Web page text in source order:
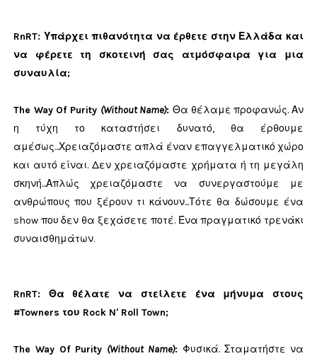
RnRT: Υπάρχει πιθανότητα να έρθετε στην Ελλάδα και
να φέρετε τη σκοτεινή σας ατμόσφαιρα για μια
συναυλία;
The Way Of Purity (Without Name):Θα θέλαμε προφανώς. Αν
η τύχη το καταστήσει δυνατό, θα έρθουμε
αμέσως...Χρειαζόμαστε απλά έναν επαγγελματικό χώρο
και αυτό είναι. Δεν χρειαζόμαστε χρήματα ή τη μεγάλη
σκηνή...Απλώς χρειαζόμαστε να συνεργαστούμε με
ανθρώπους που ξέρουν τι κάνουν...Τότε θα δώσουμε ένα
show που δεν θα ξεχάσετε ποτέ. Ένα πραγματικό τρενάκι
συναισθημάτων.
RnRT: Θα θέλατε να στείλετε ένα μήνυμα στους
#Towners του Rock N' Roll Town;
The Way Of Purity (Without Name): Φυσικά. Σταματήστε να